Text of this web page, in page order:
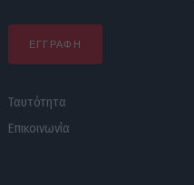
ΕΓΓΡΑΦΗ
Ταυτότητα
Επικοινωνία